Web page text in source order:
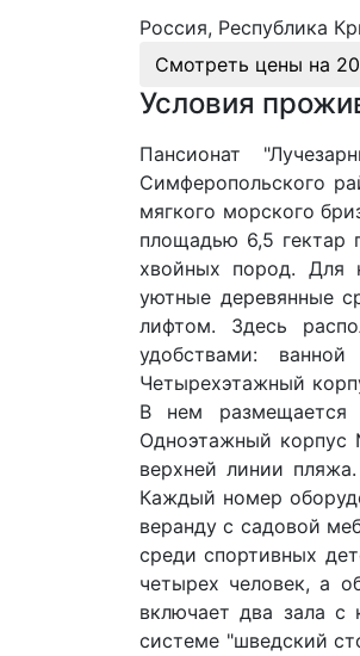
Россия, Республика
Смотреть цены на
Условия
Пансионат
Симферопольского
мягкого морского
площадью 6,5 гектар
хвойных пород. Для
уютные деревянные
лифтом. Здесь
удобствами:
Четырехэтажный
В нем размещается
Одноэтажный корпус
верхней линии
Каждый номер
веранду с садовой
среди спортивных
четырех человек, а
включает два зала с
системе "шведский